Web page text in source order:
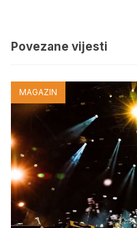
Povezane vijesti
MAGAZIN